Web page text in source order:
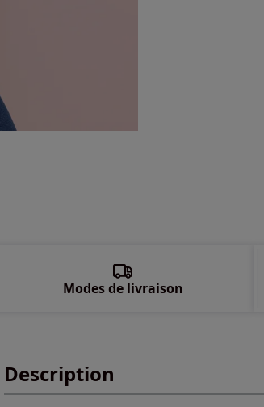
Description
Modes de livraison